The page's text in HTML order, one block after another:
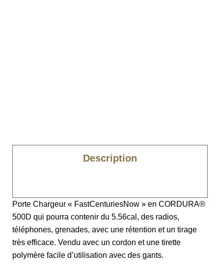
Description
Porte Chargeur « FastCenturiesNow » en CORDURA®
500D qui pourra contenir du 5.56cal, des radios,
téléphones, grenades, avec une rétention et un tirage
très efficace. Vendu avec un cordon et une tirette
polymère facile d’utilisation avec des gants.